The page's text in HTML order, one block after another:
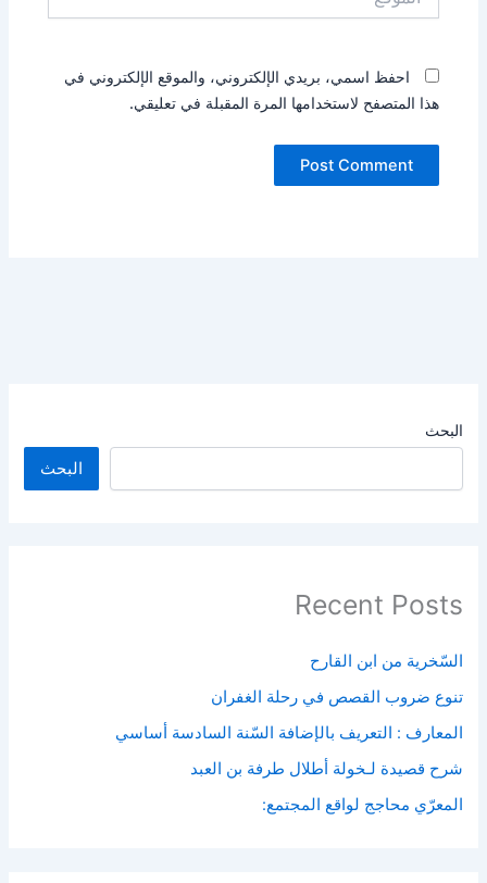
البحث
البحث
Recent Posts
السّخرية من ابن القارح
تنوع ضروب القصص في رحلة الغفران
المعارف : التعريف بالإضافة السّنة السادسة أساسي
شرح قصيدة لـخولة أطلال طرفة بن العبد
المعرّي محاجج لواقع المجتمع:
احفظ اسمي، بريدي الإلكتروني، والموقع الإلكتروني في
هذا المتصفح لاستخدامها المرة المقبلة في تعليقي.